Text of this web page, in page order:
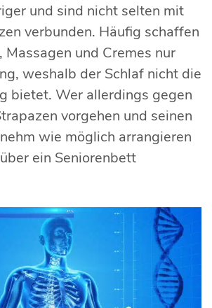
und sind nicht selten mit
verbunden. Häufig schaffen
Massagen und Cremes nur
weshalb der Schlaf nicht die
bietet. Wer allerdings gegen
vorgehen und seinen
wie möglich arrangieren
ein Seniorenbett